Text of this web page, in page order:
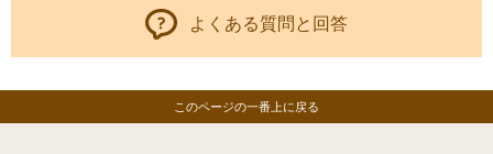
よくある質問と回答
このページの一番上に戻る